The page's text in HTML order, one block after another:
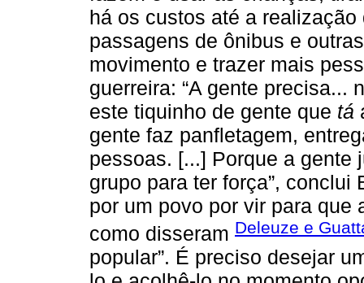
há os custos até a
passagens de ônibus e
movimento e trazer mais
guerreira: “A gente precisa...
este tiquinho de gente que tá
gente faz panfletagem,
pessoas. [...] Porque a gente
grupo para ter força”,
por um povo por vir para que
como disseram Deleuze e
popular”. É preciso desejar